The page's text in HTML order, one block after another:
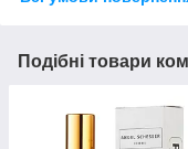
Подібні товари